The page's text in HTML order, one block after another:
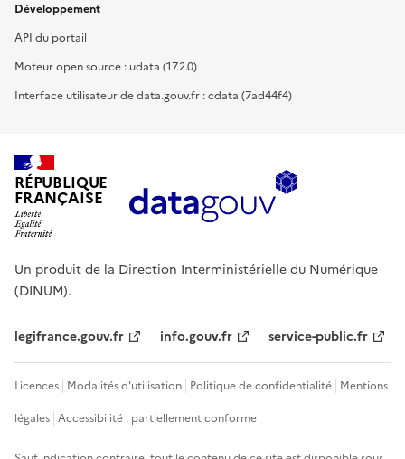
Développement
API du portail
Moteur open source : udata (17.2.0)
Interface utilisateur de data.gouv.fr : cdata (7ad44f4)
RÉPUBLIQUE
FRANÇAISE
Un produit de la Direction Interministérielle du Numérique
(DINUM).
legifrance.gouv.fr info.gouv.fr service-public.fr
Licences Modalités d'utilisation Politique de confidentialité Mentions
légales Accessibilité : partiellement conforme